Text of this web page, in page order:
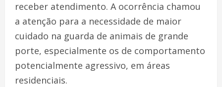
receber atendimento. A ocorrência chamou
a atenção para a necessidade de maior
cuidado na guarda de animais de grande
porte, especialmente os de comportamento
potencialmente agressivo, em áreas
residenciais.